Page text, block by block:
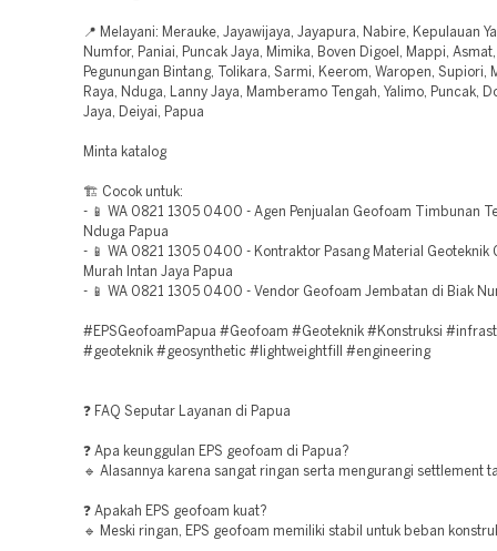
📍 Melayani: Merauke, Jayawijaya, Jayapura, Nabire, Kepulauan
Numfor, Paniai, Puncak Jaya, Mimika, Boven Digoel, Mappi, Asmat,
Pegunungan Bintang, Tolikara, Sarmi, Keerom, Waropen, Supiori,
Raya, Nduga, Lanny Jaya, Mamberamo Tengah, Yalimo, Puncak,
Jaya, Deiyai, Papua
Minta katalog
🏗️ Cocok untuk:
- 📱 WA 0821 1305 0400 - Agen Penjualan Geofoam Timbunan
Nduga Papua
- 📱 WA 0821 1305 0400 - Kontraktor Pasang Material Geoteknik
Murah Intan Jaya Papua
- 📱 WA 0821 1305 0400 - Vendor Geofoam Jembatan di Biak
#EPSGeofoamPapua #Geofoam #Geoteknik #Konstruksi
#geoteknik #geosynthetic #lightweightfill #engineering
❓ FAQ Seputar Layanan di Papua
❓ Apa keunggulan EPS geofoam di Papua?
🔹 Alasannya karena sangat ringan serta mengurangi settlement
❓ Apakah EPS geofoam kuat?
🔹 Meski ringan, EPS geofoam memiliki stabil untuk beban